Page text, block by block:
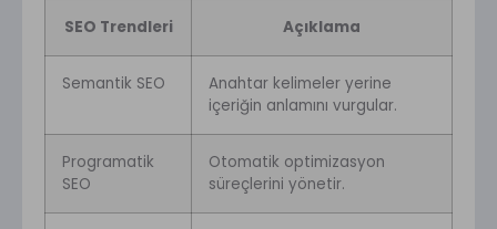
SEO Trendleri Açıklama
Semantik SEO
Anahtar kelimeler yerine
içeriğin anlamını vurgular.
Programatik
SEO
Otomatik optimizasyon
süreçlerini yönetir.